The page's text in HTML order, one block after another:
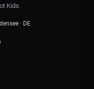
Kids.
· DE